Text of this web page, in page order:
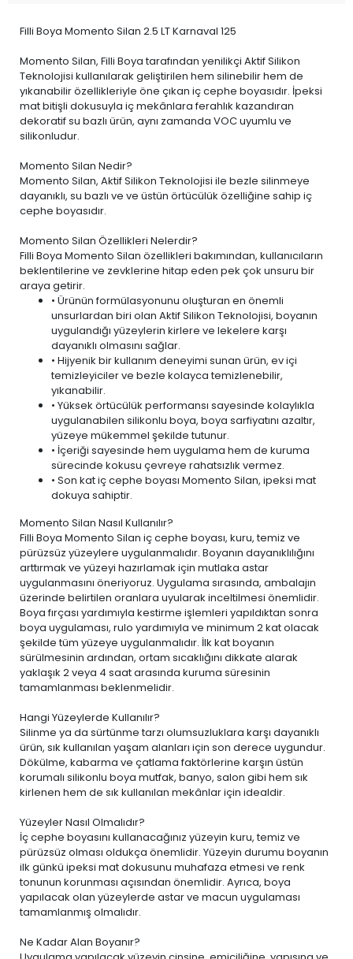
Filli Boya Momento Silan 2.5 LT Karnaval 125
Momento Silan, Filli Boya tarafından yenilikçi Aktif Silikon
Teknolojisi kullanılarak geliştirilen hem silinebilir hem de
yıkanabilir özellikleriyle öne çıkan iç cephe boyasıdır. İpeksi
mat bitişli dokusuyla iç mekânlara ferahlık kazandıran
dekoratif su bazlı ürün, aynı zamanda VOC uyumlu ve
silikonludur.
Momento Silan Nedir?
Momento Silan, Aktif Silikon Teknolojisi ile bezle silinmeye
dayanıklı, su bazlı ve ve üstün örtücülük özelliğine sahip iç
cephe boyasıdır.
Momento Silan Özellikleri Nelerdir?
Filli Boya Momento Silan özellikleri bakımından, kullanıcıların
beklentilerine ve zevklerine hitap eden pek çok unsuru bir
araya getirir.
• Ürünün formülasyonunu oluşturan en önemli
unsurlardan biri olan Aktif Silikon Teknolojisi, boyanın
uygulandığı yüzeylerin kirlere ve lekelere karşı
dayanıklı olmasını sağlar.
• Hijyenik bir kullanım deneyimi sunan ürün, ev içi
temizleyiciler ve bezle kolayca temizlenebilir,
yıkanabilir.
• Yüksek örtücülük performansı sayesinde kolaylıkla
uygulanabilen silikonlu boya, boya sarfiyatını azaltır,
yüzeye mükemmel şekilde tutunur.
• İçeriği sayesinde hem uygulama hem de kuruma
sürecinde kokusu çevreye rahatsızlık vermez.
• Son kat iç cephe boyası Momento Silan, ipeksi mat
dokuya sahiptir.
Momento Silan Nasıl Kullanılır?
Filli Boya Momento Silan iç cephe boyası, kuru, temiz ve
pürüzsüz yüzeylere uygulanmalıdır. Boyanın dayanıklılığını
arttırmak ve yüzeyi hazırlamak için mutlaka astar
uygulanmasını öneriyoruz. Uygulama sırasında, ambalajın
üzerinde belirtilen oranlara uyularak inceltilmesi önemlidir.
Boya fırçası yardımıyla kestirme işlemleri yapıldıktan sonra
boya uygulaması, rulo yardımıyla ve minimum 2 kat olacak
şekilde tüm yüzeye uygulanmalıdır. İlk kat boyanın
sürülmesinin ardından, ortam sıcaklığını dikkate alarak
yaklaşık 2 veya 4 saat arasında kuruma süresinin
tamamlanması beklenmelidir.
Hangi Yüzeylerde Kullanılır?
Silinme ya da sürtünme tarzı olumsuzluklara karşı dayanıklı
ürün, sık kullanılan yaşam alanları için son derece uygundur.
Dökülme, kabarma ve çatlama faktörlerine karşın üstün
korumalı silikonlu boya mutfak, banyo, salon gibi hem sık
kirlenen hem de sık kullanılan mekânlar için idealdir.
Yüzeyler Nasıl Olmalıdır?
İç cephe boyasını kullanacağınız yüzeyin kuru, temiz ve
pürüzsüz olması oldukça önemlidir. Yüzeyin durumu boyanın
ilk günkü ipeksi mat dokusunu muhafaza etmesi ve renk
tonunun korunması açısından önemlidir. Ayrıca, boya
yapılacak olan yüzeylerde astar ve macun uygulaması
tamamlanmış olmalıdır.
Ne Kadar Alan Boyanır?